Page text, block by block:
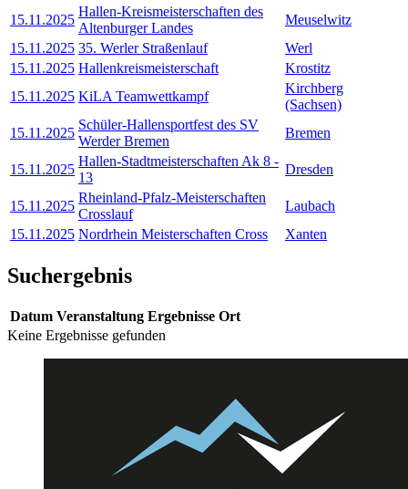
15.11.2025
Hallen-Kreismeisterschaften des
Altenburger Landes
Meuselwitz
15.11.2025 35. Werler Straßenlauf
Werl
15.11.2025 Hallenkreismeisterschaft
Krostitz
15.11.2025 KiLA Teamwettkampf
Kirchberg
(Sachsen)
15.11.2025
Schüler-Hallensportfest des SV
Werder Bremen
Bremen
15.11.2025
Hallen-Stadtmeisterschaften Ak 8 -
13
Dresden
15.11.2025
Rheinland-Pfalz-Meisterschaften
Crosslauf
Laubach
15.11.2025 Nordrhein Meisterschaften Cross Xanten
Suchergebnis
Datum Veranstaltung Ergebnisse Ort
Keine Ergebnisse gefunden